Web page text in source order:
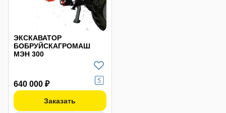
ЭКСКАВАТОР
БОБРУЙСКАГРОМАШ
МЭН 300
640 000 ₽
Заказать